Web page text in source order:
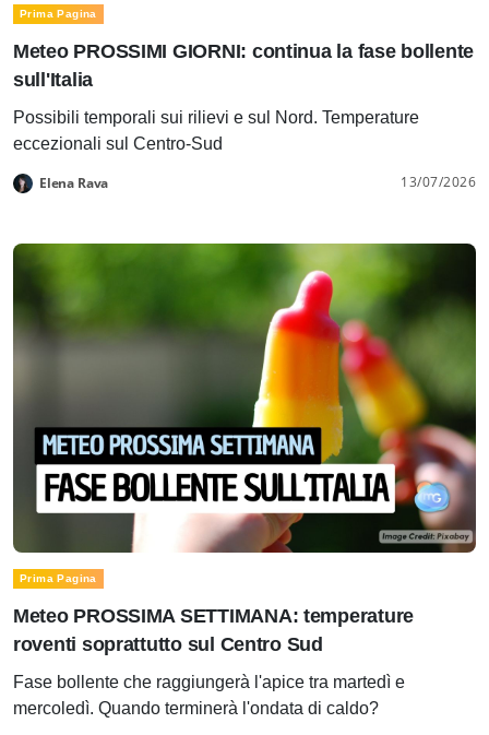
Prima Pagina
Meteo PROSSIMI GIORNI: continua la fase bollente
sull'Italia
Possibili temporali sui rilievi e sul Nord. Temperature
eccezionali sul Centro-Sud
Elena Rava 13/07/2026
Prima Pagina
Meteo PROSSIMA SETTIMANA: temperature
roventi soprattutto sul Centro Sud
Fase bollente che raggiungerà l'apice tra martedì e
mercoledì. Quando terminerà l'ondata di caldo?